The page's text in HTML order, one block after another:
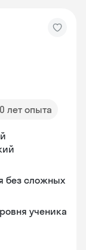
лет опыта
без сложных
ученика